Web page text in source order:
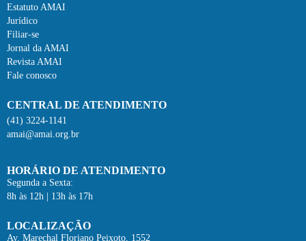
Estatuto AMAI
Jurídico
Filiar-se
Jornal da AMAI
Revista AMAI
Fale conosco
CENTRAL DE ATENDIMENTO
(41) 3224-1141
amai@amai.org.br
HORÁRIO DE ATENDIMENTO
Segunda a Sexta:
8h às 12h | 13h às 17h
LOCALIZAÇÃO
Av. Marechal Floriano Peixoto, 1552